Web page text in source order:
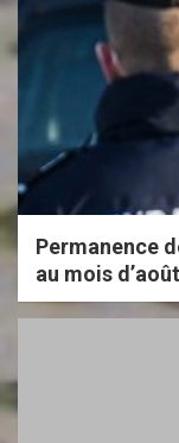
Permanence
au mois d’août